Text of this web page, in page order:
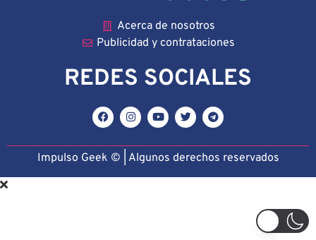
Acerca de nosotros
Publicidad y contrataciones
REDES SOCIALES
Impulso Geek © | Algunos derechos reservados